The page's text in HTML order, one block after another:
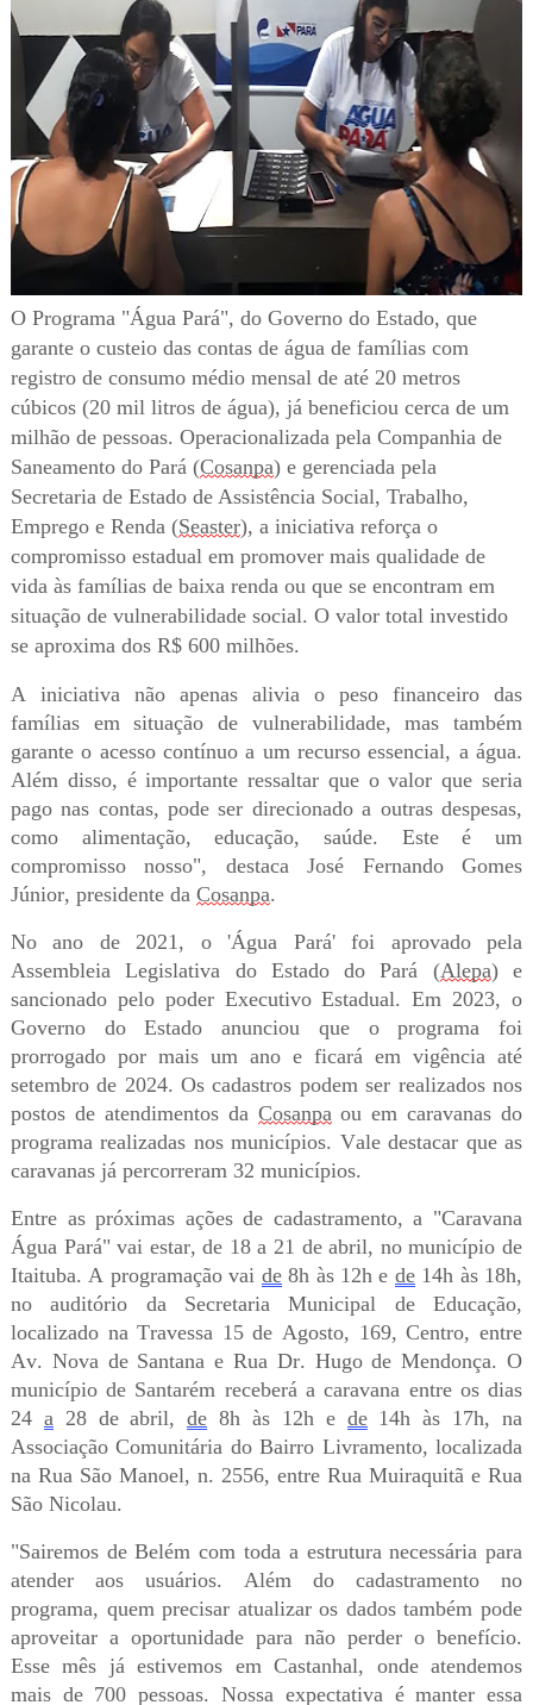
O Programa "Água Pará", do Governo do Estado, que
garante o custeio das contas de água de famílias com
registro de consumo médio mensal de até 20 metros
cúbicos (20 mil litros de água), já beneficiou cerca de um
milhão de pessoas. Operacionalizada pela Companhia de
Saneamento do Pará (Cosanpa) e gerenciada pela
Secretaria de Estado de Assistência Social, Trabalho,
Emprego e Renda (Seaster), a iniciativa reforça o
compromisso estadual em promover mais qualidade de
vida às famílias de baixa renda ou que se encontram em
situação de vulnerabilidade social. O valor total investido
se aproxima dos R$ 600 milhões.
A iniciativa não apenas alivia o peso financeiro das
famílias em situação de vulnerabilidade, mas também
garante o acesso contínuo a um recurso essencial, a água.
Além disso, é importante ressaltar que o valor que seria
pago nas contas, pode ser direcionado a outras despesas,
como alimentação, educação, saúde. Este é um
compromisso nosso", destaca José Fernando Gomes
Júnior, presidente da Cosanpa.
No ano de 2021, o 'Água Pará' foi aprovado pela
Assembleia Legislativa do Estado do Pará (Alepa) e
sancionado pelo poder Executivo Estadual. Em 2023, o
Governo do Estado anunciou que o programa foi
prorrogado por mais um ano e ficará em vigência até
setembro de 2024. Os cadastros podem ser realizados nos
postos de atendimentos da Cosanpaou em caravanas do
programa realizadas nos municípios. Vale destacar que as
caravanas já percorreram 32 municípios.
Entre as próximas ações de cadastramento, a "Caravana
Água Pará" vai estar, de 18 a 21 de abril, no município de
Itaituba. A programação vai de8h às 12h e de14h às 18h,
no auditório da Secretaria Municipal de Educação,
localizado na Travessa 15 de Agosto, 169, Centro, entre
Av. Nova de Santana e Rua Dr. Hugo de Mendonça. O
município de Santarém receberá a caravana entre os dias
24 a28 de abril,de 8h às 12h e de14h às 17h, na
Associação Comunitária do Bairro Livramento, localizada
na Rua São Manoel, n. 2556, entre Rua Muiraquitã e Rua
São Nicolau.
"Sairemos de Belém com toda a estrutura necessária para
atender aos usuários. Além do cadastramento no
programa, quem precisar atualizar os dados também pode
aproveitar a oportunidade para não perder o benefício.
Esse mês já estivemos em Castanhal, onde atendemos
mais de 700 pessoas. Nossa expectativa é manter essa